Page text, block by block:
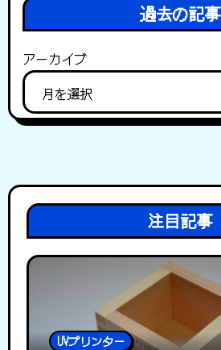
過去の記事
アーカイブ
注目記事
UVプリンター